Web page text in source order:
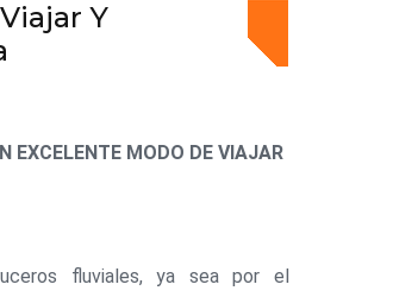
Y
EXCELENTE MODO DE VIAJAR
fluviales, ya sea por el